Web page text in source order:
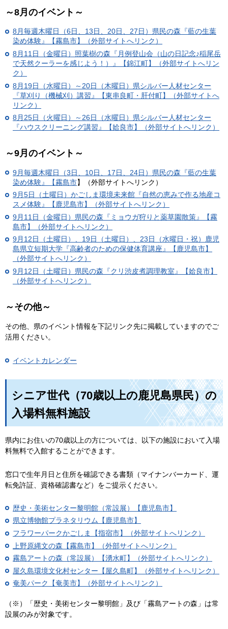
～8月のイベント～
8月毎週木曜日（6日、13日、20日、27日）県民の森『藍の生葉
染め体験』【霧島市】（外部サイトへリンク）
8月11日（金曜日）照葉樹の森『月例登山会（山の日記念♪稲尾岳
で天然クーラーを感じよう！）』【錦江町】（外部サイトへリン
ク）
8月19日（水曜日）～20日（木曜日）県シルバー人材センター
『草刈り（機械刈）講習』【東串良町・肝付町】（外部サイトへ
リンク）
8月25日（火曜日）～26日（水曜日）県シルバー人材センター
『ハウスクリーニング講習』【姶良市】（外部サイトへリンク）
～9月のイベント～
9月毎週木曜日（3日、10日、17日、24日） 県民の森『藍の生葉
染め体験』【霧島市】（外部サイトへリンク）
9月5日（土曜日）かごしま環境未来館『自然の恵みで作る地産コ
スメ体験』【鹿児島市】（外部サイトへリンク）
9月11日（金曜日）県民の森『ミョウガ狩りと薬草園散策』【霧
島市】（外部サイトへリンク）
9月12日（土曜日）、19日（土曜日）、23日（水曜日・祝）鹿児
島県立短期大学『高齢者のための保健体育講座』【鹿児島市】
（外部サイトへリンク）
9月12日（土曜日）県民の森『クリ渋皮煮調理教室』【姶良市】
（外部サイトへリンク）
～その他～
その他、県のイベント情報を下記リンク先に掲載していますのでご
活用ください。
イベントカレンダー
シニア世代（70歳以上の鹿児島県民）の
入場料無料施設
県内にお住いの70歳以上の方については、以下の施設において入場
料無料で入館することができます。
窓口で生年月日と住所を確認できる書類（マイナンバーカード、運
転免許証、資格確認書など）をご提示ください。
歴史・美術センター黎明館（常設展）【鹿児島市】
県立博物館プラネタリウム【鹿児島市】
フラワーパークかごしま【指宿市】（外部サイトへリンク）
上野原縄文の森【霧島市】（外部サイトへリンク）
霧島アートの森（常設展）【湧水町】（外部サイトへリンク）
屋久島環境文化村センター【屋久島町】（外部サイトへリンク）
奄美パーク【奄美市】（外部サイトへリンク）
（※）「歴史・美術センター黎明館」及び「霧島アートの森」は常
設展のみが対象です。